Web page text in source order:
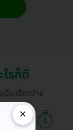
รก็ดี
ป็นเรื่องง่าย
×